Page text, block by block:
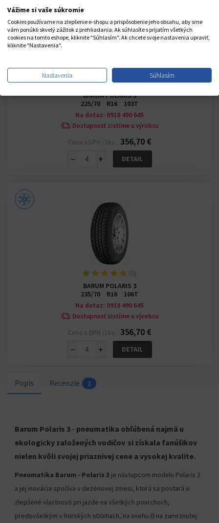
(2)
BARUM POLARIS 3
225/70 R16 103T
Na dotaz: 0918 490 645
Dostupnosť zistíme u výrobcu
Cena s DPH /1ks
356,70 €
−
+ DETAIL
(2)
BARUM POLARIS 3
235/70 R16 106T
Na dotaz: 0918 490 645
Dostupnosť zistíme u výrobcu
Cena s DPH /1ks
356,70 €
−
+ DETAIL
Popis Recenzie 2
Barum Polaris 3 - pneumatika obľúbená najmä u
ekologicky založených vodičov si získala fanúšikov
nielen kvôli svojej priaznivej cene a vysokej kvalite.
Pneumatika Barum - Polaris 3 je nástupcom modelu Polaris 2
a jej inovácia spočíva v dezénovej zmesi, ktorá sa postará o
zlepšené vlastnosti pri jazde na všetkých povrchoch,
predovšetkým v horských oblatiach, na snehu či na zamrznutej
Vážime si vaše súkromie
Cookies používame na zlepšenie e-shopu a prispôsobenie jeho obsahu, aby sme
vám ponúkli skvelý zážitok z prehliadania. Ak súhlasíte s prijatím všetkých
cookies na tomto eshope, kliknite "Súhlasím". Ak chcete svoje nastavenia upraviť,
kliknite "Nastavenia".
Nastavenia Súhlasím